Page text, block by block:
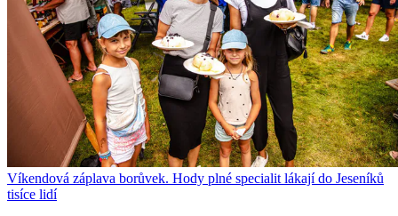
Víkendová záplava borůvek. Hody plné specialit lákají do Jeseníků
tisíce lidí